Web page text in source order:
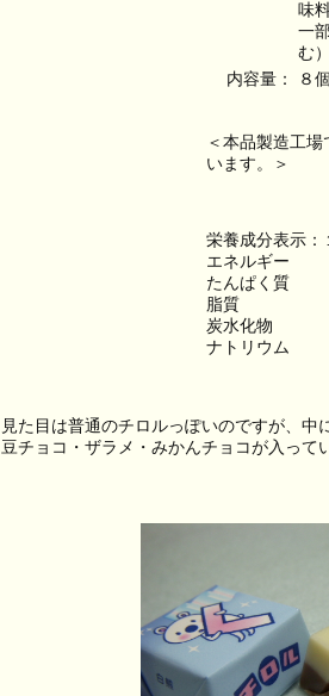
味
一
む
内容量：
８
＜本品製造工
います。＞
栄養成分表示：
エネルギー　
たんぱく質　　
脂質　　　　
炭水化物　　　
ナトリウム　　
見た目は普通のチロルっぽいのですが、中
豆チョコ・ザラメ・みかんチョコが入って